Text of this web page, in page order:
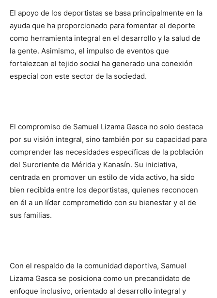
El apoyo de los deportistas se basa principalmente en la
ayuda que ha proporcionado para fomentar el deporte
como herramienta integral en el desarrollo y la salud de
la gente. Asimismo, el impulso de eventos que
fortalezcan el tejido social ha generado una conexión
especial con este sector de la sociedad.
El compromiso de Samuel Lizama Gasca no solo destaca
por su visión integral, sino también por su capacidad para
comprender las necesidades específicas de la población
del Suroriente de Mérida y Kanasín. Su iniciativa,
centrada en promover un estilo de vida activo, ha sido
bien recibida entre los deportistas, quienes reconocen
en él a un líder comprometido con su bienestar y el de
sus familias.
Con el respaldo de la comunidad deportiva, Samuel
Lizama Gasca se posiciona como un precandidato de
enfoque inclusivo, orientado al desarrollo integral y